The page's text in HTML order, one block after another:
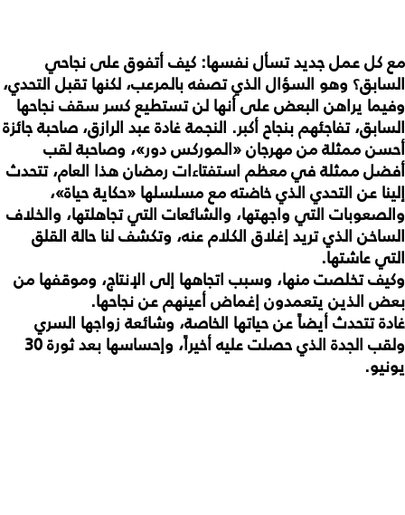
مع كل عمل جديد تسأل نفسها: كيف أتفوق على نجاحي
السابق؟ وهو السؤال الذي تصفه بالمرعب، لكنها تقبل التحدي،
وفيما يراهن البعض على أنها لن تستطيع كسر سقف نجاحها
السابق، تفاجئهم بنجاح أكبر. النجمة غادة عبد الرازق، صاحبة جائزة
أحسن ممثلة من مهرجان «الموركس دور»، وصاحبة لقب
أفضل ممثلة في معظم استفتاءات رمضان هذا العام، تتحدث
إلينا عن التحدي الذي خاضته مع مسلسلها «حكاية حياة»،
والصعوبات التي واجهتها، والشائعات التي تجاهلتها، والخلاف
الساخن الذي تريد إغلاق الكلام عنه، وتكشف لنا حالة القلق
التي عاشتها.
وكيف تخلصت منها، وسبب اتجاهها إلى الإنتاج، وموقفها من
بعض الذين يتعمدون إغماض أعينهم عن نجاحها.
غادة تتحدث أيضاً عن حياتها الخاصة، وشائعة زواجها السري
ولقب الجدة الذي حصلت عليه أخيراً، وإحساسها بعد ثورة 30
يونيو.